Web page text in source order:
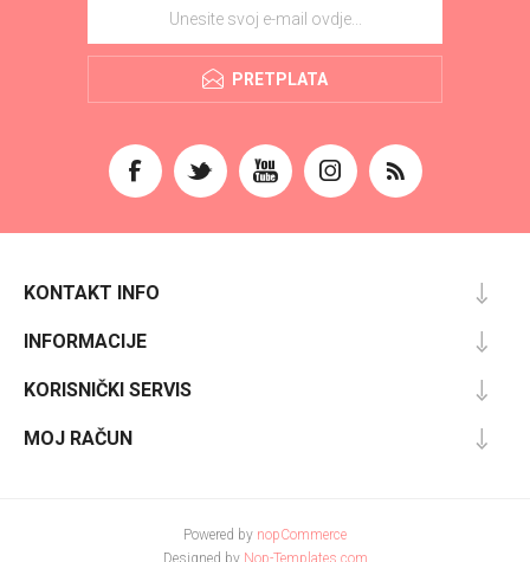
PRETPLATA
KONTAKT INFO
INFORMACIJE
KORISNIČKI SERVIS
MOJ RAČUN
Powered by nopCommerce
Designed by Nop-Templates.com